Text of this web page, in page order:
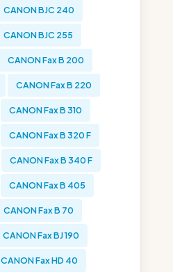
CANON BJC 240
CANON BJC 255
CANON Fax B 200
CANON Fax B 220
CANON Fax B 310
CANON Fax B 320 F
CANON Fax B 340 F
CANON Fax B 405
CANON Fax B 70
CANON Fax BJ 190
CANON Fax HD 40